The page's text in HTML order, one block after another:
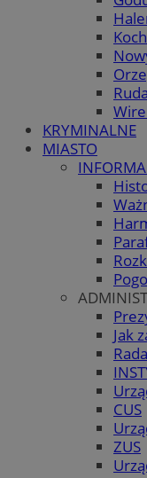
Ruda
KRYMINALNE
MIASTO
Jak
CUS
ZUS